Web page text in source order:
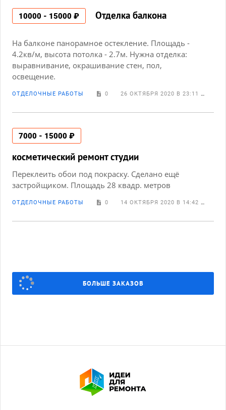
10000 - 15000 ₽ Отделка балкона
На балконе панорамное остекление. Площадь -
4.2кв/м, высота потолка - 2.7м. Нужна отделка:
выравнивание, окрашивание стен, пол,
освещение.
ОТДЕЛОЧНЫЕ РАБОТЫ 0 26 ОКТЯБРЯ 2020 В 23:11
7000 - 15000 ₽
косметический ремонт студии
Переклеить обои под покраску. Сделано ещё
застройщиком. Площадь 28 квадр. метров
ОТДЕЛОЧНЫЕ РАБОТЫ 0 14 ОКТЯБРЯ 2020 В 14:42
БОЛЬШЕ ЗАКАЗОВ